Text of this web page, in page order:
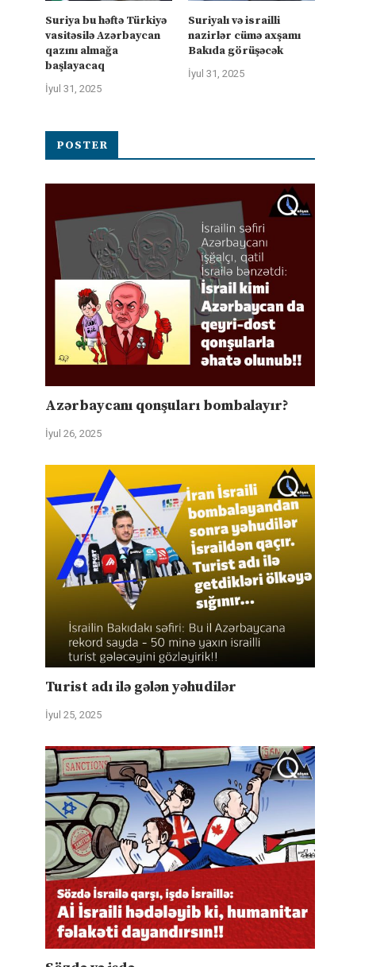
Suriya bu həftə Türkiyə
vasitəsilə Azərbaycan
qazını almağa
başlayacaq
İyul 31, 2025
Suriyalı və israilli
nazirlər cümə axşamı
Bakıda görüşəcək
İyul 31, 2025
POSTER
Azərbaycanı qonşuları bombalayır?
İyul 26, 2025
Turist adı ilə gələn yəhudilər
İyul 25, 2025